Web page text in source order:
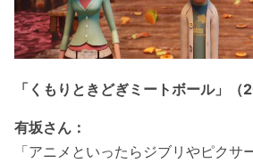
「くもりときどぎミートボール」（
有坂さん：
「アニメといったらジブリやピクサ